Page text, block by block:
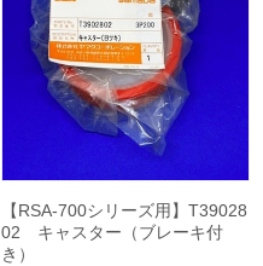
【RSA-700シリーズ用】T39028
02 キャスター（ブレーキ付
き）